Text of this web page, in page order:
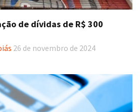
de dívidas de R$ 300
26 de novembro de 2024